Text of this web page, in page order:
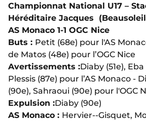
Championnat National U17 –
Héréditaire Jacques
AS Monaco 1-1 OGC Nice
Buts : Petit (68e) pour l'AS
de Matos (48e) pour l’OGC Nice
Avertissements :Diaby (51e),
Plessis (87e) pour l’AS Monaco -
(90e), Sahraoui (90e) pour l'OGC
Expulsion :Diaby (90e)
AS Monaco : Hervier--Gisquet,